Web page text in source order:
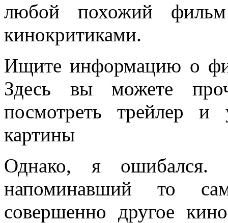
любой похожий
кинокритиками.
Ищите информацию о
Здесь вы можете
посмотреть трейлер
картины
Однако, я
напоминавший то
совершенно другое